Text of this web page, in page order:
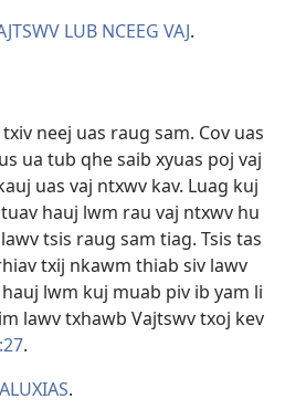
LUB NCEEG VAJ.
neej uas raug sam. Cov uas
ua tub qhe saib xyuas poj vaj
uas vaj ntxwv kav. Luag kuj
hauj lwm rau vaj ntxwv hu
tsis raug sam tiag. Tsis tas
txij nkawm thiab siv lawv
lwm kuj muab piv ib yam li
lawv txhawb Vajtswv txoj kev
.
.